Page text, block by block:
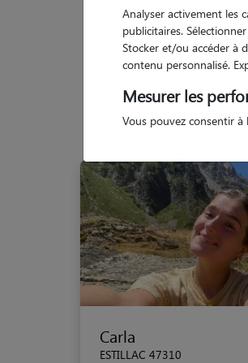
Carla
ESTILLAC 47310
Analyser activement les
publicitaires.
Stocker et/ou accéder à
contenu personnalisé.
Mesurer les
Vous pouvez consentir